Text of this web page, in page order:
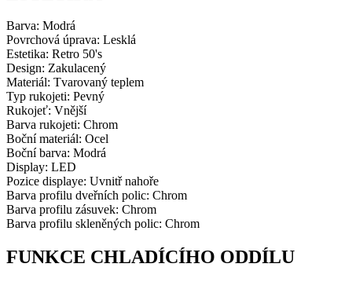
Barva: Modrá
Povrchová úprava: Lesklá
Estetika: Retro 50's
Design: Zakulacený
Materiál: Tvarovaný teplem
Typ rukojeti: Pevný
Rukojeť: Vnější
Barva rukojeti: Chrom
Boční materiál: Ocel
Boční barva: Modrá
Display: LED
Pozice displaye: Uvnitř nahoře
Barva profilu dveřních polic: Chrom
Barva profilu zásuvek: Chrom
Barva profilu skleněných polic: Chrom
FUNKCE CHLADÍCÍHO ODDÍLU